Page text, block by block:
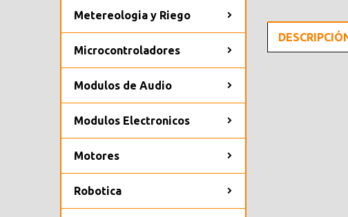
Metereologia y Riego
Microcontroladores
Modulos de Audio
Modulos Electronicos
Motores
Robotica